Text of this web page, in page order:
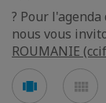
? Pour
nous vous
ROUMANIE
Voir
en
en